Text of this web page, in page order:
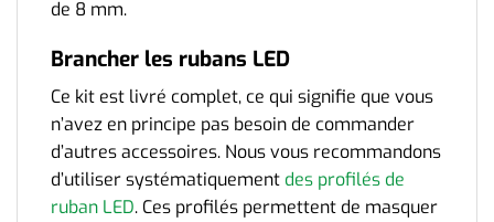
de 8 mm.
Brancher les rubans LED
Ce kit est livré complet, ce qui signifie que vous
n’avez en principe pas besoin de commander
d’autres accessoires. Nous vous recommandons
d’utiliser systématiquement des profilés de
ruban LED. Ces profilés permettent de masquer